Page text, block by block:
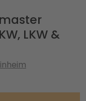
LKW &